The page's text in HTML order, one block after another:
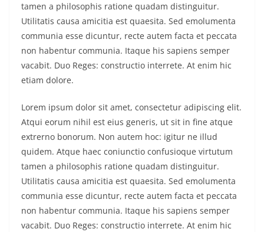
tamen a philosophis ratione quadam distinguitur.
Utilitatis causa amicitia est quaesita. Sed emolumenta
communia esse dicuntur, recte autem facta et peccata
non habentur communia. Itaque his sapiens semper
vacabit. Duo Reges: constructio interrete. At enim hic
etiam dolore.
Lorem ipsum dolor sit amet, consectetur adipiscing elit.
Atqui eorum nihil est eius generis, ut sit in fine atque
extrerno bonorum. Non autem hoc: igitur ne illud
quidem. Atque haec coniunctio confusioque virtutum
tamen a philosophis ratione quadam distinguitur.
Utilitatis causa amicitia est quaesita. Sed emolumenta
communia esse dicuntur, recte autem facta et peccata
non habentur communia. Itaque his sapiens semper
vacabit. Duo Reges: constructio interrete. At enim hic